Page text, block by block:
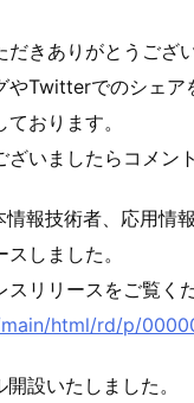
きありがとうござい
やTwitterでのシェア
おります。
いましたらコメン
情報技術者、応用情
しました。
リリースをご覧くだ
html/rd/p/
設いたしました。